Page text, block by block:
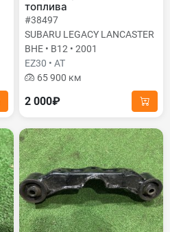
топлива
#38497
SUBARU LEGACY LANCASTER
BHE • B12 • 2001
EZ30 • AT
65 900 км
2 000₽